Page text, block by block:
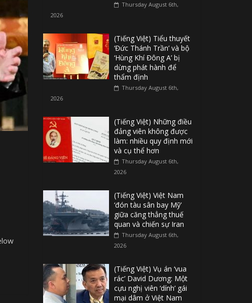
Thursday August 6th,
2026
(Tiếng Việt) Tiểu thuyết
‘Đức Thánh Trần’ và bộ
‘Hùng Khí Đông A’ bị
dừng phát hành để
thẩm định
Thursday August 6th,
2026
(Tiếng Việt) Những điều
đảng viên không được
làm: nhiều quy định mới
và cụ thể hơn
Thursday August 6th,
2026
(Tiếng Việt) Việt Nam
‘đón tàu sân bay Mỹ’
giữa căng thẳng thuế
quan và chiến sự Iran
Thursday August 6th,
2026
(Tiếng Việt) Vụ án ‘vua
rác’ David Dương: Một
cựu nghị viên ‘dính’ gái
mại dâm ở Việt Nam